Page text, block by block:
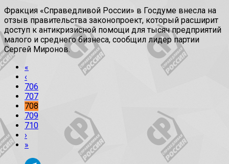
Фракция «Справедливой России» в Госдуме внесла на
отзыв правительства законопроект, который расширит
доступ к антикризисной помощи для тысяч предприятий
малого и среднего бизнеса, сообщил лидер партии
Сергей Миронов.
«
‹
706
707
708
709
710
›
»